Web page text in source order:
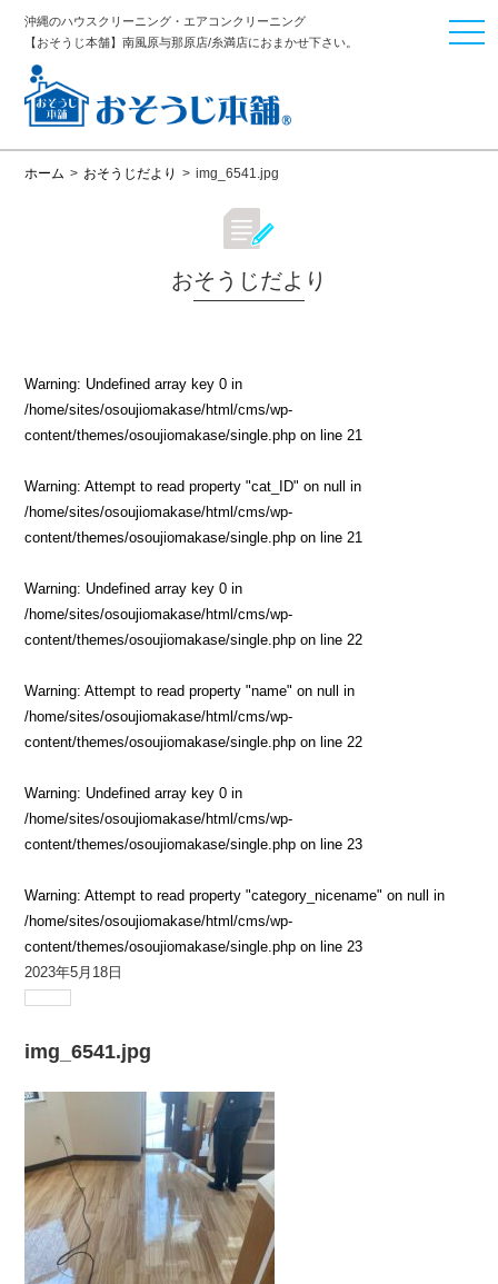
沖縄のハウスクリーニング・エアコンクリーニング
【おそうじ本舗】南風原与那原店/糸満店におまかせ下さい。
ホーム > おそうじだより > img_6541.jpg
おそうじだより
Warning: Undefined array key 0 in
/home/sites/osoujiomakase/html/cms/wp-
content/themes/osoujiomakase/single.php on line 21
Warning: Attempt to read property "cat_ID" on null in
/home/sites/osoujiomakase/html/cms/wp-
content/themes/osoujiomakase/single.php on line 21
Warning: Undefined array key 0 in
/home/sites/osoujiomakase/html/cms/wp-
content/themes/osoujiomakase/single.php on line 22
Warning: Attempt to read property "name" on null in
/home/sites/osoujiomakase/html/cms/wp-
content/themes/osoujiomakase/single.php on line 22
Warning: Undefined array key 0 in
/home/sites/osoujiomakase/html/cms/wp-
content/themes/osoujiomakase/single.php on line 23
Warning: Attempt to read property "category_nicename" on null in
/home/sites/osoujiomakase/html/cms/wp-
content/themes/osoujiomakase/single.php on line 23
2023年5月18日
img_6541.jpg